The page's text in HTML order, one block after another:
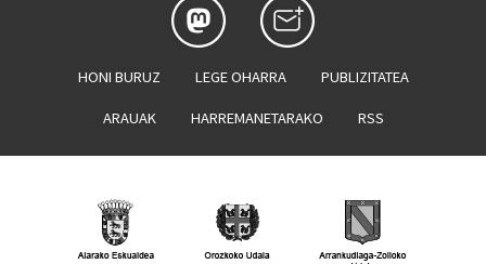
HONI BURUZ LEGE OHARRA PUBLIZITATEA
ARAUAK HARREMANETARAKO RSS